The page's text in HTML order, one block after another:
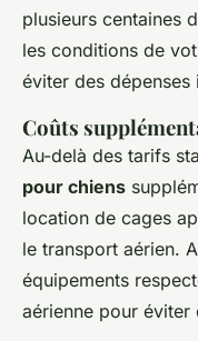
plusieurs centaines
les conditions de
éviter des dépenses
Coûts
Au-delà des tarifs
pour chiens
location de cages
le transport aérien.
équipements
aérienne pour éviter